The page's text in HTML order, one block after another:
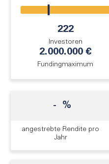
222
Investoren
2.000.000 €
Fundingmaximum
- %
angestrebte Rendite pro
Jahr